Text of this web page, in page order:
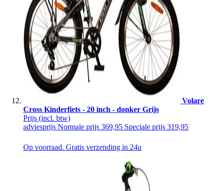
Volare
Cross Kinderfiets - 20 inch - donker Grijs
Prijs (incl. btw)
adviesprijs Normale prijs 369,95 Speciale prijs 319,95
Op voorraad. Gratis verzending in 24u